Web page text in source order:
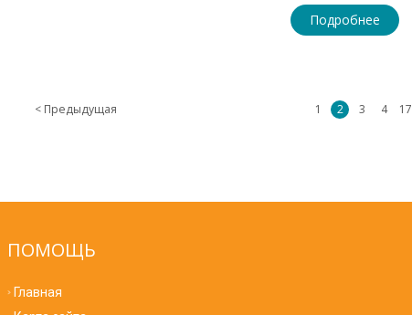
Подробнее
< Предыдущая 1 2 3 4 17
ПОМОЩЬ
Главная